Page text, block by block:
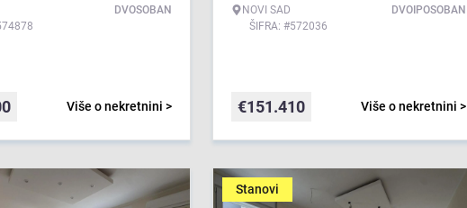
DVOSOBAN
Više o nekretnini >
NOVI SAD
ŠIFRA: #572036
DVOIPOSOBAN
Više o nekretnini >
€151.410
Stanovi